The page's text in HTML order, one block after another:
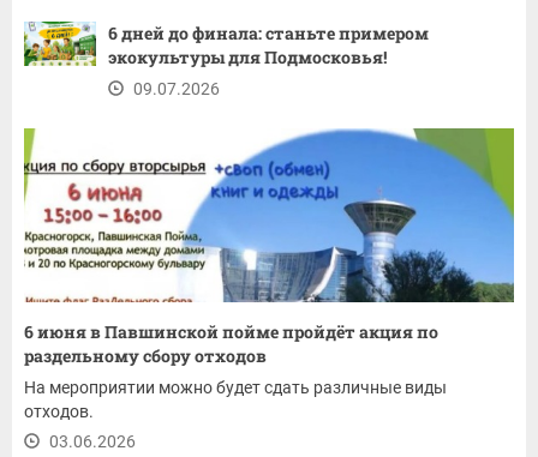
6 дней до финала: станьте примером
экокультуры для Подмосковья!
09.07.2026
6 июня в Павшинской пойме пройдёт акция по
раздельному сбору отходов
На мероприятии можно будет сдать различные виды
отходов.
03.06.2026